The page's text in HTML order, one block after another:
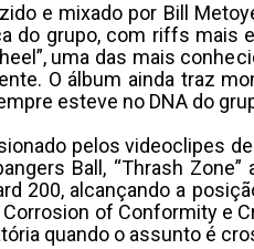
e mixado por Bill
do grupo, com riffs mais
uma das mais
O álbum ainda traz
esteve no DNA do
pelos videoclipes
Ball, “Thrash
200, alcançando a
Corrosion of Conformity e
quando o assunto é